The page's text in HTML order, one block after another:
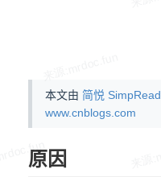
本文由 简悦 SimpRead
www.cnblogs.com
原因